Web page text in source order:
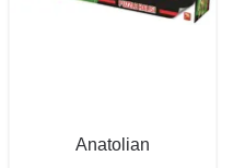
Anatolian